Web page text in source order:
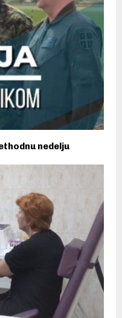
nedelju